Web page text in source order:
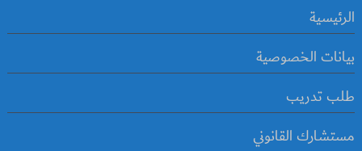
الرئيسية
بيانات الخصوصية
طلب تدريب
مستشارك القانوني